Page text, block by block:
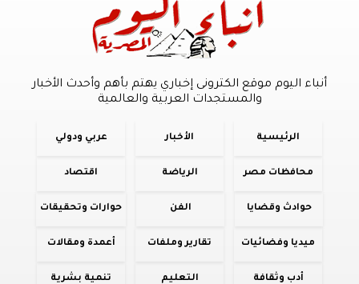
أنباء اليوم موقع الكترونى إخباري يهتم بأهم وأحدث الأخبار
والمستجدات العربية والعالمية
الرئيسية الأخبار عربي ودولي
محافظات مصر الرياضة اقتصاد
حوادث وقضايا الفن حوارات وتحقيقات
ميديا وفضائيات تقارير وملفات أعمدة ومقالات
أدب وثقافة التعليم تنمية بشرية